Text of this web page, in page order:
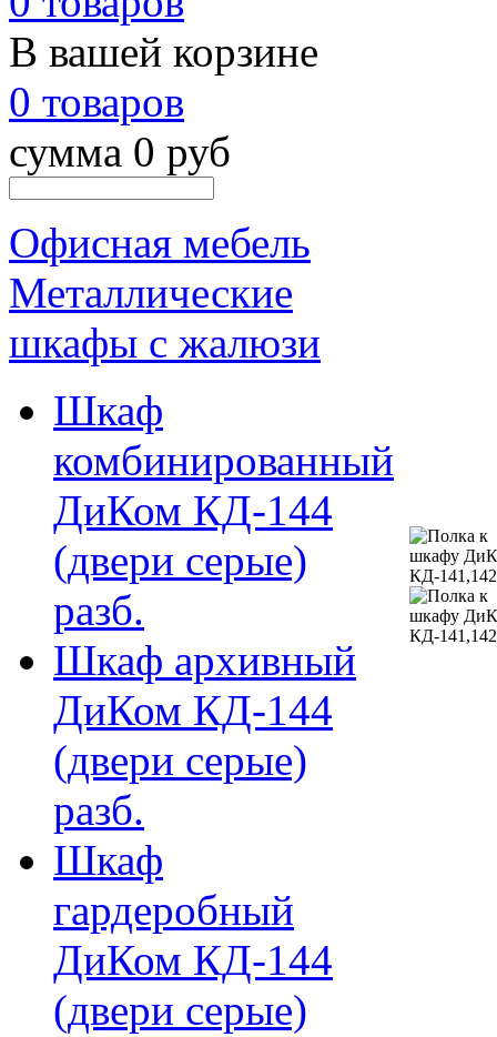
В вашей корзине
0 товаров
сумма 0 руб
Офисная мебель
Металлические
шкафы с жалюзи
Шкаф
комбинированный
ДиКом КД-144
(двери серые)
разб.
Шкаф архивный
ДиКом КД-144
(двери серые)
разб.
Шкаф
гардеробный
ДиКом КД-144
(двери серые)